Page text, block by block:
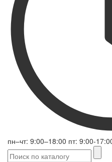
пн–чт: 9:00–18:00 пт: 9:00-